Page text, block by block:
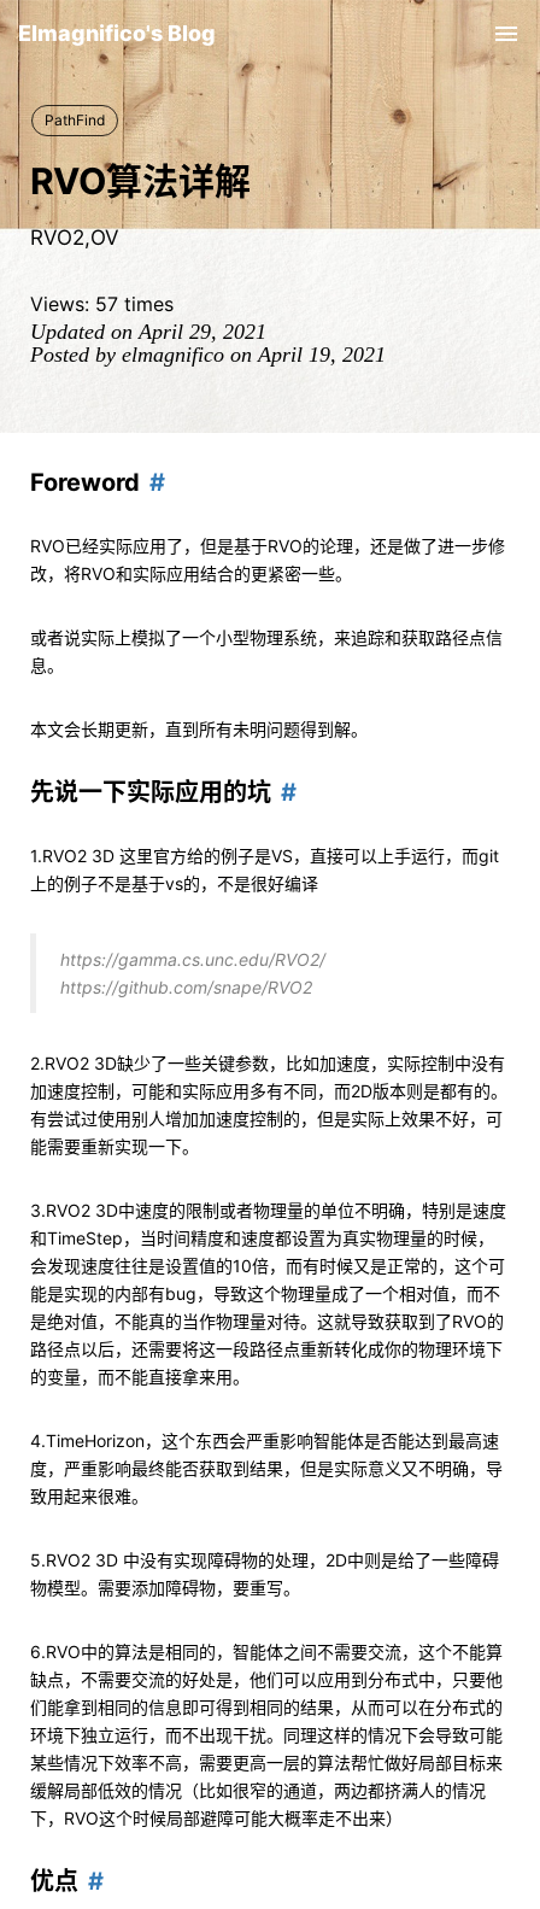
Elmagnifico's Blog
PathFind
RVO算法详解
RVO2,OV
Views: 57 times
Updated on April 29, 2021
Posted by elmagnifico on April 19, 2021
Foreword
RVO已经实际应用了，但是基于RVO的论理，还是做了进一步修
改，将RVO和实际应用结合的更紧密一些。
或者说实际上模拟了一个小型物理系统，来追踪和获取路径点信
息。
本文会长期更新，直到所有未明问题得到解。
先说一下实际应用的坑
1.RVO2 3D 这里官方给的例子是VS，直接可以上手运行，而git
上的例子不是基于vs的，不是很好编译
https://gamma.cs.unc.edu/RVO2/
https://github.com/snape/RVO2
2.RVO2 3D缺少了一些关键参数，比如加速度，实际控制中没有
加速度控制，可能和实际应用多有不同，而2D版本则是都有的。
有尝试过使用别人增加加速度控制的，但是实际上效果不好，可
能需要重新实现一下。
3.RVO2 3D中速度的限制或者物理量的单位不明确，特别是速度
和TimeStep，当时间精度和速度都设置为真实物理量的时候，
会发现速度往往是设置值的10倍，而有时候又是正常的，这个可
能是实现的内部有bug，导致这个物理量成了一个相对值，而不
是绝对值，不能真的当作物理量对待。这就导致获取到了RVO的
路径点以后，还需要将这一段路径点重新转化成你的物理环境下
的变量，而不能直接拿来用。
4.TimeHorizon，这个东西会严重影响智能体是否能达到最高速
度，严重影响最终能否获取到结果，但是实际意义又不明确，导
致用起来很难。
5.RVO2 3D 中没有实现障碍物的处理，2D中则是给了一些障碍
物模型。需要添加障碍物，要重写。
6.RVO中的算法是相同的，智能体之间不需要交流，这个不能算
缺点，不需要交流的好处是，他们可以应用到分布式中，只要他
们能拿到相同的信息即可得到相同的结果，从而可以在分布式的
环境下独立运行，而不出现干扰。同理这样的情况下会导致可能
某些情况下效率不高，需要更高一层的算法帮忙做好局部目标来
缓解局部低效的情况（比如很窄的通道，两边都挤满人的情况
下，RVO这个时候局部避障可能大概率走不出来）
优点